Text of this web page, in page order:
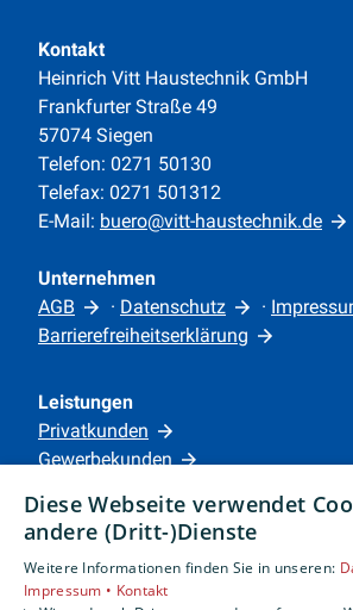
Kontakt
Heinrich Vitt Haustechnik GmbH
Frankfurter Straße 49
57074 Siegen
Telefon: 0271 50130
Telefax: 0271 501312
E-Mail: buero@vitt-haustechnik.de
Unternehmen
AGB
· Datenschutz ·
Barrierefreiheitserklärung
Leistungen
Privatkunden
Gewerbekunden
Unternehmen
Standorte
Siegen
Diese Webseite verwendet
andere (Dritt-)Dienste
Weitere Informationen finden Sie in unseren:
Impressum • Kontakt